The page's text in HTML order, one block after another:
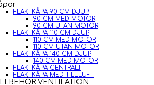
FLÄKTKÅPA 90 CM DJUP
90 CM MED MOTOR
90 CM UTAN MOTOR
FLÄKTKÅPA 110 CM DJUP
110 CM MED MOTOR
110 CM UTAN MOTOR
FLÄKTKÅPA 140 CM DJUP
140 CM MED MOTOR
FLÄKTKÅPA CENTRALT
FLÄKTKÅPA MED TILLLUFT
VENTILATION